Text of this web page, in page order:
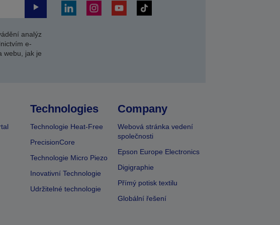
Odeslat
analýz
e-
webu, jak je
Technologies
Technologie Heat-Free
PrecisionCore
Technologie Micro Piezo
Inovativní Technologie
Udržitelné technologie
Company
Webová stránka vedení
společnosti
Epson Europe Electronics
Digigraphie
Přímý potisk textilu
Globální řešení